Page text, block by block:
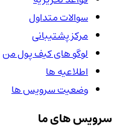
سوالات متداول
مرکز پشتیبانی
لوگو های کیف پول من
اطلاعیه ها
وضعیت سرویس ها
سرویس های ما